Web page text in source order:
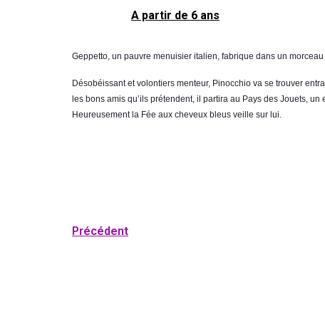
A partir de 6 ans
Geppetto, un pauvre menuisier italien, fabrique dans un
Désobéissant et volontiers menteur, Pinocchio va se trouver
les bons amis qu’ils prétendent, il partira au Pays des Jouets,
Heureusement la Fée aux cheveux bleus veille sur lui.
Précédent